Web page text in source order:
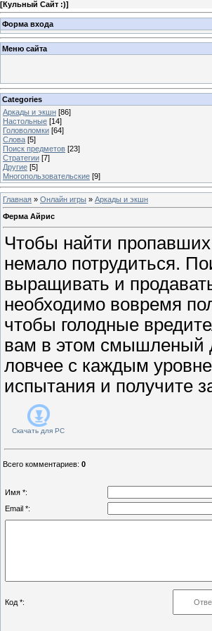
[Кульный Сайт :)]
Форма входа
Меню сайта
Categories
Аркады и экшн [86]
Настольные [14]
Головоломки [64]
Слова [5]
Поиск предметов [23]
Стратегии [7]
Другие [5]
Многопользовательские [9]
Главная » Онлайн игры » Аркады и экшн
Ферма Айрис
Чтобы найти
немало потрудиться.
выращивать и
необходимо вовремя
чтобы голодные
вам в этом смышленый
ловчее с каждым
испытания и получите
Скачать для PC
Всего комментариев: 0
Имя *:
Email *:
Код *: